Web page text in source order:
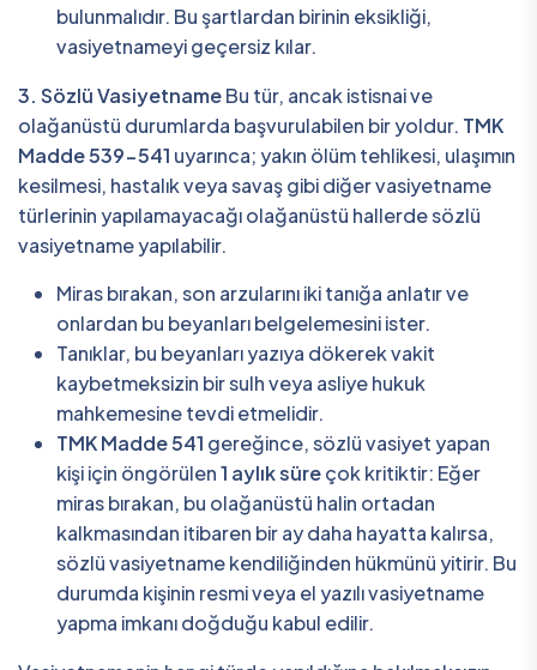
bulunmalıdır. Bu şartlardan birinin eksikliği,
vasiyetnameyi geçersiz kılar.
3. Sözlü VasiyetnameBu tür, ancak istisnai ve
olağanüstü durumlarda başvurulabilen bir yoldur. TMK
Madde 539-541 uyarınca; yakın ölüm tehlikesi, ulaşımın
kesilmesi, hastalık veya savaş gibi diğer vasiyetname
türlerinin yapılamayacağı olağanüstü hallerde sözlü
vasiyetname yapılabilir.
Miras bırakan, son arzularını iki tanığa anlatır ve
onlardan bu beyanları belgelemesini ister.
Tanıklar, bu beyanları yazıya dökerek vakit
kaybetmeksizin bir sulh veya asliye hukuk
mahkemesine tevdi etmelidir.
TMK Madde 541 gereğince, sözlü vasiyet yapan
kişi için öngörülen1 aylık süreçok kritiktir: Eğer
miras bırakan, bu olağanüstü halin ortadan
kalkmasından itibaren bir ay daha hayatta kalırsa,
sözlü vasiyetname kendiliğinden hükmünü yitirir. Bu
durumda kişinin resmi veya el yazılı vasiyetname
yapma imkanı doğduğu kabul edilir.